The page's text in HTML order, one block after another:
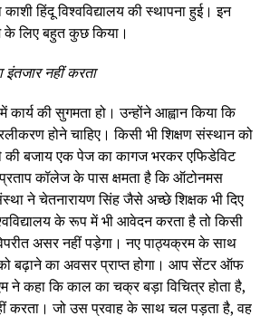
काशी हिंदू विश्वविद्यालय की स्थापना हुई। इन
लिए बहुत कुछ किया।
नहीं करता
की सुगमता हो। उन्होंने आह्वान किया कि
होने चाहिए। किसी भी शिक्षण संस्थान को
की बजाय एक पेज का कागज भरकर एफिडेविट
कॉलेज के पास क्षमता है कि ऑटोनमस
ने चेतनारायण सिंह जैसे अच्छे शिक्षक भी दिए
के रूप में भी आवेदन करता है तो किसी
असर नहीं पड़ेगा। नए पाठ्यक्रम के साथ
बढ़ाने का अवसर प्राप्त होगा। आप सेंटर ऑफ
ने कहा कि काल का चक्र बड़ा विचित्र होता है,
करता। जो उस प्रवाह के साथ चल पड़ता है, वह